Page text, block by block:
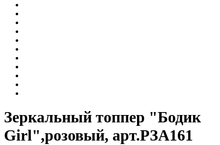
Зеркальный топпер "Бодик
Girl",розовый, арт.РЗА161